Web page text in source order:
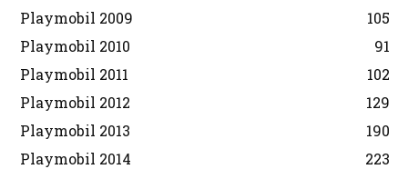
Playmobil 2009
105
Playmobil 2010
91
Playmobil 2011
102
Playmobil 2012
129
Playmobil 2013
190
Playmobil 2014
223